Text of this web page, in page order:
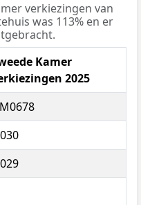
verkiezingen van
was 113% en er
Kamer
2025